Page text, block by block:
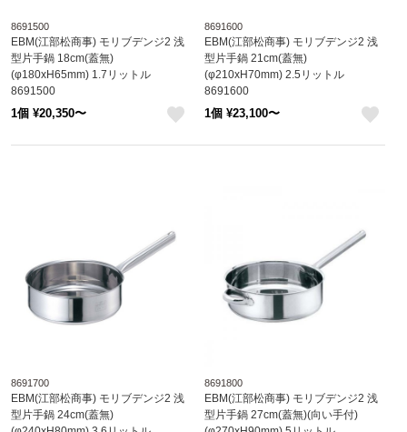
8691500
EBM(江部松商事) モリブデンジ2 浅
型片手鍋 18cm(蓋無)
(φ180xH65mm) 1.7リットル
8691500
1個 ¥20,350〜
8691600
EBM(江部松商事) モリブデンジ2 浅
型片手鍋 21cm(蓋無)
(φ210xH70mm) 2.5リットル
8691600
1個 ¥23,100〜
8691700
EBM(江部松商事) モリブデンジ2 浅
型片手鍋 24cm(蓋無)
8691800
EBM(江部松商事) モリブデンジ2 浅
型片手鍋 27cm(蓋無)(向い手付)